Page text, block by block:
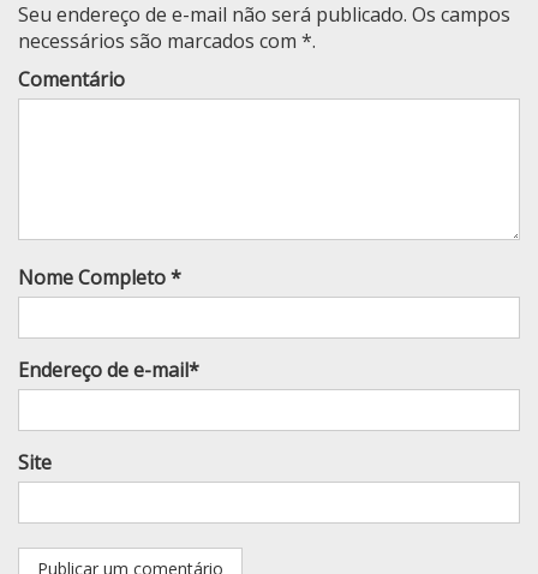
Seu endereço de e-mail não será publicado. Os campos
necessários são marcados com *.
Comentário
Nome Completo *
Endereço de e-mail*
Site